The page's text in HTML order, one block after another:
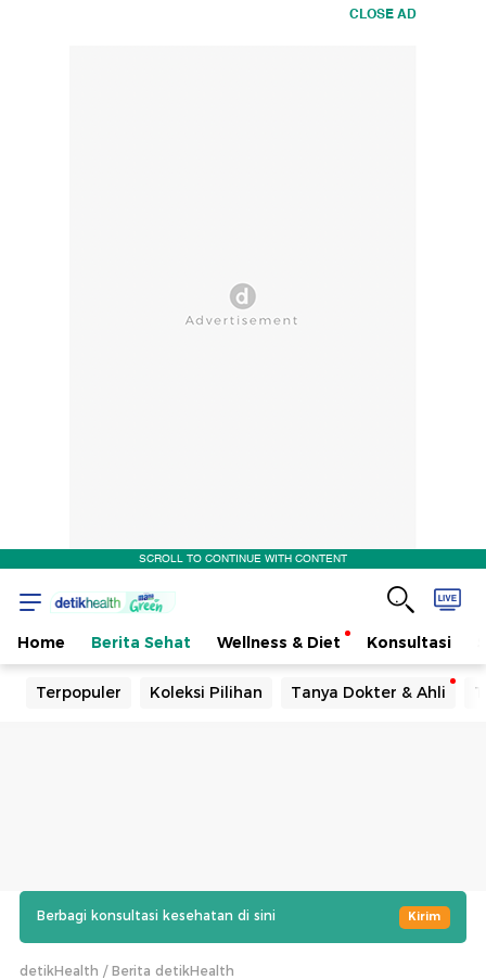
CLOSE AD
SCROLL TO CONTINUE WITH CONTENT
Home Berita Sehat Wellness & Diet Konsultasi
Terpopuler Koleksi Pilihan Tanya Dokter & Ahli
Berbagi konsultasi kesehatan di sini Kirim
detikHealth Berita detikHealth